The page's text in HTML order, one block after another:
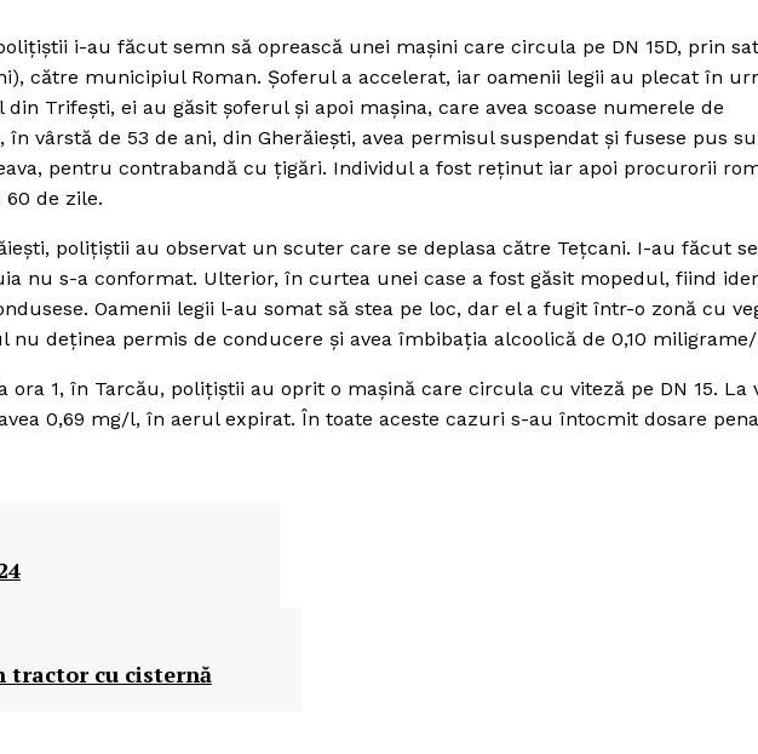
i-au făcut semn să oprească unei maşini care circula pe DN 15D, prin
către municipiul Roman. Şoferul a accelerat, iar oamenii legii au plecat în
Trifeşti, ei au găsit şoferul şi apoi maşina, care avea scoase numerele de
vârstă de 53 de ani, din Gherăieşti, avea permisul suspendat şi fusese pus
pentru contrabandă cu ţigări. Individul a fost reţinut iar apoi procurorii
de zile.
poliţiştii au observat un scuter care se deplasa către Teţcani. I-au făcut
nu s-a conformat. Ulterior, în curtea unei case a fost găsit mopedul, fiind
Oamenii legii l-au somat să stea pe loc, dar el a fugit într-o zonă cu
deţinea permis de conducere şi avea îmbibaţia alcoolică de 0,10
ora 1, în Tarcău, poliţiştii au oprit o maşină care circula cu viteză pe DN 15. La
0,69 mg/l, în aerul expirat. În toate aceste cazuri s-au întocmit dosare
tractor cu cisternă